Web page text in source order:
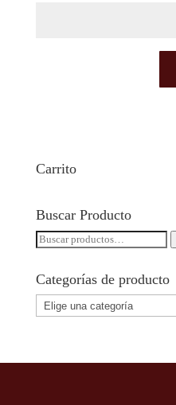
Carrito
Buscar Producto
Buscar
Categorías de producto